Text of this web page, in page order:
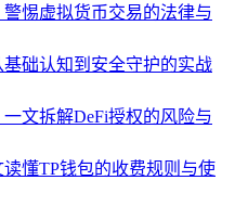
惕虚拟货币交易的法律与
础认知到安全守护的实战
文拆解DeFi授权的风险与
懂TP钱包的收费规则与使